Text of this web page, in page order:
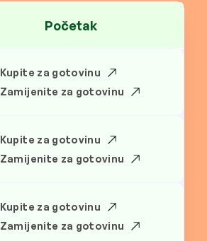
Početak
Kupite za gotovinu
Zamijenite za gotovinu
Kupite za gotovinu
Zamijenite za gotovinu
Kupite za gotovinu
Zamijenite za gotovinu